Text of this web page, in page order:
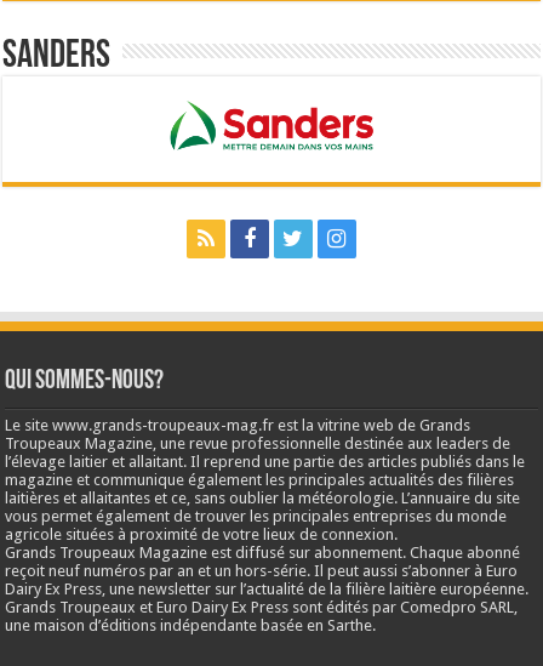
Sanders
Qui sommes-nous?
Le site www.grands-troupeaux-mag.fr est la vitrine web de Grands
Troupeaux Magazine, une revue professionnelle destinée aux leaders de
l’élevage laitier et allaitant. Il reprend une partie des articles publiés dans le
magazine et communique également les principales actualités des filières
laitières et allaitantes et ce, sans oublier la météorologie. L’annuaire du site
vous permet également de trouver les principales entreprises du monde
agricole situées à proximité de votre lieux de connexion.
Grands Troupeaux Magazine est diffusé sur abonnement. Chaque abonné
reçoit neuf numéros par an et un hors-série. Il peut aussi s’abonner à Euro
Dairy Ex Press, une newsletter sur l’actualité de la filière laitière européenne.
Grands Troupeaux et Euro Dairy Ex Press sont édités par Comedpro SARL,
une maison d’éditions indépendante basée en Sarthe.